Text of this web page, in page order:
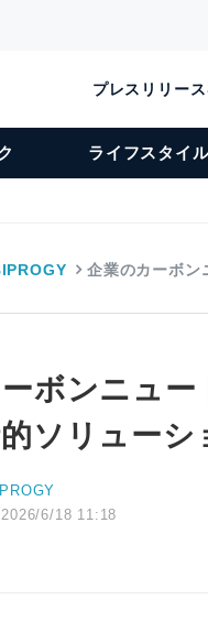
プレスリリー
ライフスタイ
企業のカーボ
ボンニュ
ソリュー
2026/6/18 11:18